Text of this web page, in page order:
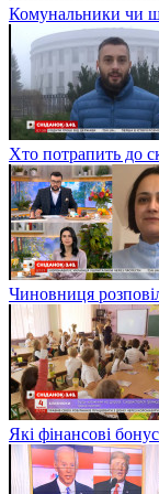
Комунальники чи
Хто потрапить до
Чиновниця
Які фінансові